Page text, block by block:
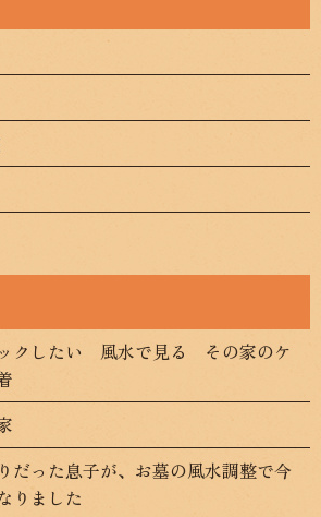
クしたい 風水で見る その家のケ
だった息子が、お墓の風水調整で今
りました